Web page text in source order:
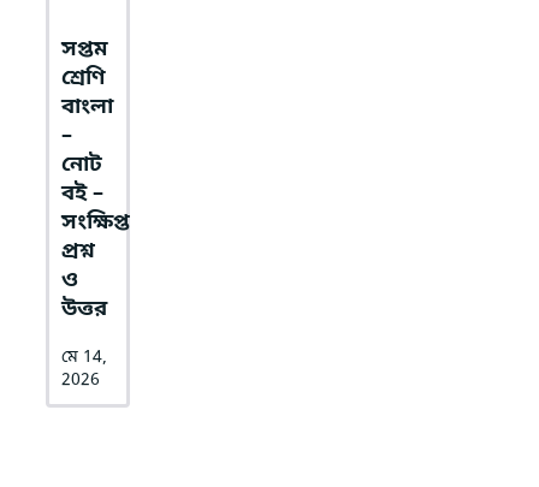
সপ্তম
শ্রেণি
বাংলা
–
নোট
বই –
সংক্ষিপ্ত
প্রশ্ন
ও
উত্তর
মে 14,
2026